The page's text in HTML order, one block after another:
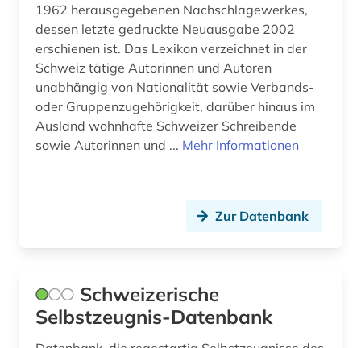
parlament (2)
parlamentsdrucksache (1)
person (1)
pharmakopöe (1)
pharmazie (2)
portal (1)
post (1)
1962 herausgegebenen Nachschlagewerkes,
dessen letzte gedruckte Neuausgabe 2002
erschienen ist. Das Lexikon verzeichnet in der
Schweiz tätige Autorinnen und Autoren
unabhängig von Nationalität sowie Verbands-
oder Gruppenzugehörigkeit, darüber hinaus im
Ausland wohnhafte Schweizer Schreibende
sowie Autorinnen und ... Mehr Informationen
Zur Datenbank
Schweizerische
Selbstzeugnis-Datenbank